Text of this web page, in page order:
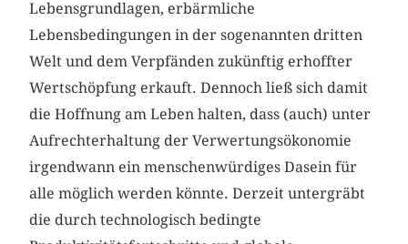
Lebensgrundlagen, erbärmliche
Lebensbedingungen in der sogenannten dritten
Welt und dem Verpfänden zukünftig erhoffter
Wertschöpfung erkauft. Dennoch ließ sich damit
die Hoffnung am Leben halten, dass (auch) unter
Aufrechterhaltung der Verwertungsökonomie
irgendwann ein menschenwürdiges Dasein für
alle möglich werden könnte. Derzeit untergräbt
die durch technologisch bedingte